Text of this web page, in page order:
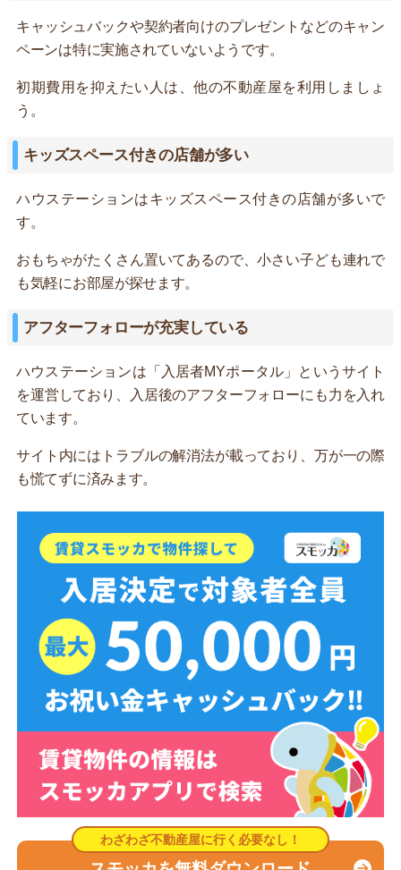
キャッシュバックや契約者向けのプレゼントなどのキャン
ペーンは特に実施されていないようです。
初期費用を抑えたい人は、他の不動産屋を利用しましょ
う。
キッズスペース付きの店舗が多い
ハウステーションはキッズスペース付きの店舗が多いで
す。
おもちゃがたくさん置いてあるので、小さい子ども連れで
も気軽にお部屋が探せます。
アフターフォローが充実している
ハウステーションは「入居者MYポータル」というサイト
を運営しており、入居後のアフターフォローにも力を入れ
ています。
サイト内にはトラブルの解消法が載っており、万が一の際
も慌てずに済みます。